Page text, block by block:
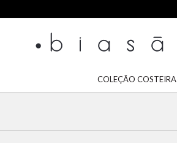
COLEÇÃO COSTEIRA